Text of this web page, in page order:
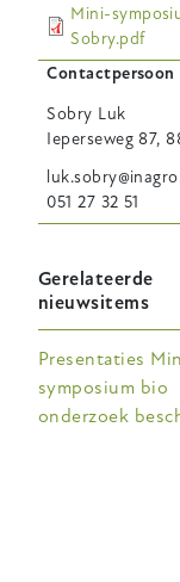
Mini-
Sobry.pdf
Contactpersoon
Sobry Luk
Ieperseweg 87,
051 27 32 51
Gerelateerde
nieuwsitems
Presentaties
symposium bio
onderzoek